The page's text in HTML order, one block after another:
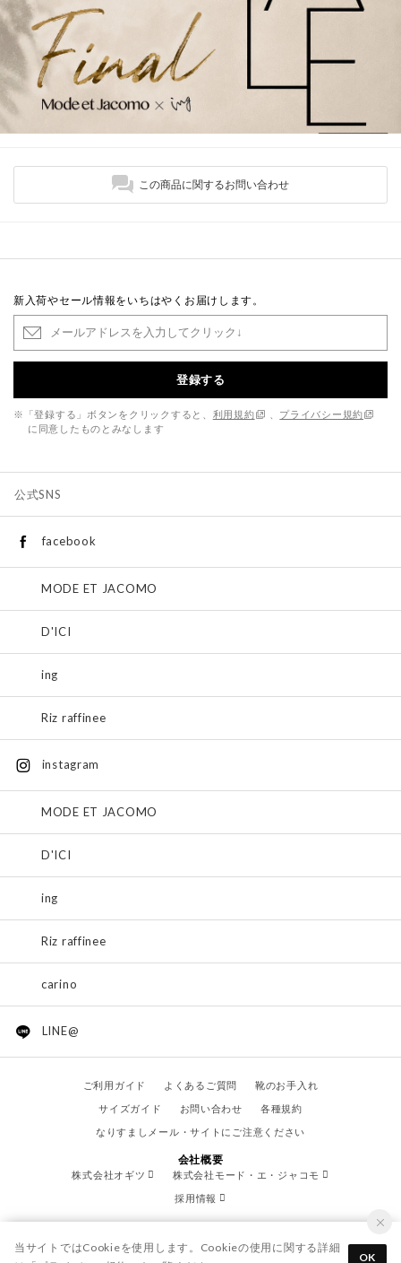
この商品に関するお問い合わせ
新入荷やセール情報をいちはやくお届けします。
登録する
※「登録する」ボタンをクリックすると、 利用規約
プライバシー規約
に同意したものとみなします
公式SNS
facebook
MODE ET JACOMO
D'ICI
ing
Riz raffinee
instagram
MODE ET JACOMO
D'ICI
ing
Riz raffinee
carino
LINE@
ご利用ガイド よくあるご質問
靴のお手入れ
サイズガイド
お問い合わせ
各種規約
なりすましメール・サイトにご注意ください
会社概要
株式会社オギツ
株式会社モード・エ・ジャコモ
採用情報
当サイトではCookieを使用します。Cookieの使用に関する詳細
OK